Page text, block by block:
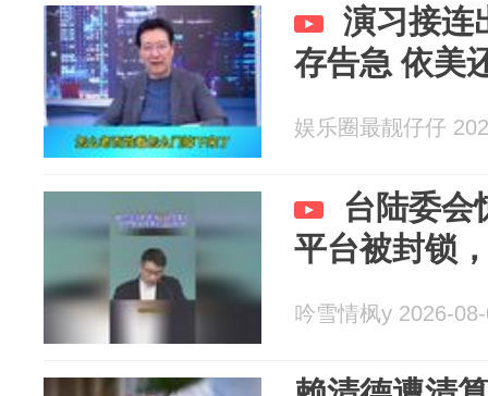
演习接连
存告急 依美
娱乐圈最靓仔仔
台陆委会
平台被封锁
吟雪情枫y 2026-